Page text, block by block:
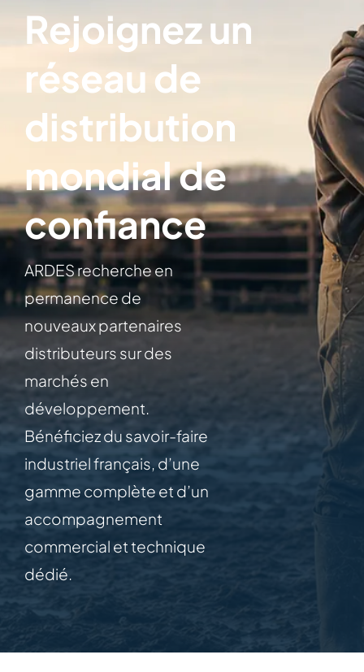
Rejoignez un
réseau de
distribution
mondial de
confiance
ARDES recherche en
permanence de
nouveaux partenaires
distributeurs sur des
marchés en
développement.
Bénéficiez du savoir-faire
industriel français, d’une
gamme complète et d’un
accompagnement
commercial et technique
dédié.